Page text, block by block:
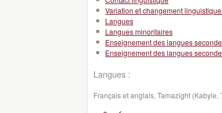
Variation et changement
Langues
Langues minoritaires
Enseignement des langues
Enseignement des langues
Langues :
Français et anglais, Tamazight